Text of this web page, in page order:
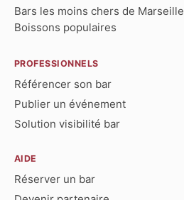
Bars les moins chers de Marseille
Boissons populaires
PROFESSIONNELS
Référencer son bar
Publier un événement
Solution visibilité bar
AIDE
Réserver un bar